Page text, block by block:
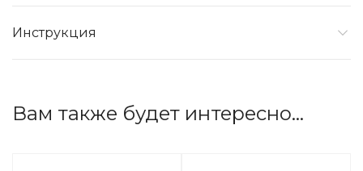
Инструкция
Вам также будет интересно…